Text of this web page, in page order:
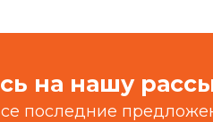
на нашу
последние